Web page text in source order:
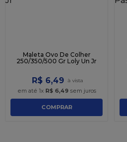
Maleta Ovo De Colher
250/350/500 Gr Loly Un Jr
R$ 6,49
em até 1x R$ 6,49 sem juros
COMPRAR